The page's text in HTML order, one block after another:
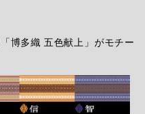
博多織 五色献上」がモチー